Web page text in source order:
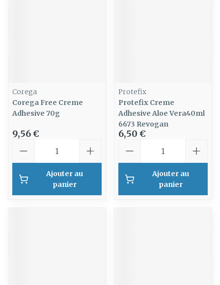
Corega
Corega Free Creme
Adhesive 70g
9,56 €
Ajouter au
panier
Protefix
Protefix Creme
Adhesive Aloe Vera40ml
6673 Revogan
6,50 €
Ajouter au
panier